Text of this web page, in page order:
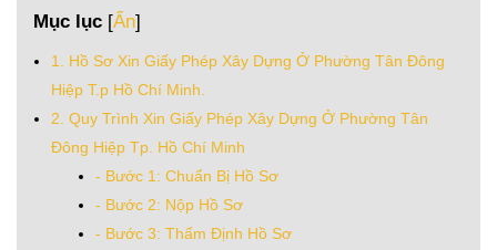
Mục lục [Ẩn]
1. Hồ Sơ Xin Giấy Phép Xây Dựng Ở Phường Tân Đông
Hiệp T.p Hồ Chí Minh.
2. Quy Trình Xin Giấy Phép Xây Dựng Ở Phường Tân
Đông Hiệp Tp. Hồ Chí Minh
- Bước 1: Chuẩn Bị Hồ Sơ
- Bước 2: Nộp Hồ Sơ
- Bước 3: Thẩm Định Hồ Sơ